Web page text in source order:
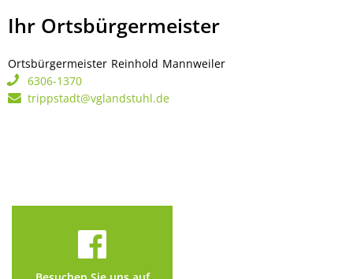
Ihr Ortsbürgermeister
Ortsbürgermeister Reinhold Mannweiler
6306-1370
trippstadt@vglandstuhl.de